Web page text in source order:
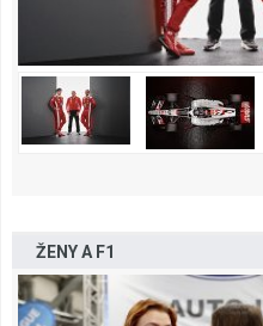
ŽENY A F1